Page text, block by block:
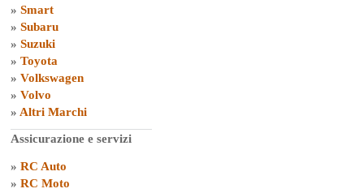
» Smart
» Subaru
» Suzuki
» Toyota
» Volkswagen
» Volvo
» Altri Marchi
Assicurazione e servizi
» RC Auto
» RC Moto